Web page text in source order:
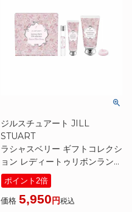
ジルスチュアート JILL
STUART
ラシャスベリー ギフトコレクシ
ョン レディートゥリボンランウ
ェイ 10ml/30ml/60ml 限定
[ ボディケアセット ] ☆新入荷
11 クリスマスコフレ 2025
ポイント2倍
価格 5,950 税込